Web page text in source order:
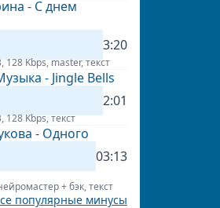
- С днем
3:20
128 Kbps, master, текст
- Jingle Bells
2:01
128 Kbps, текст
- Одного
03:13
+ бэк, текст
популярные минусы